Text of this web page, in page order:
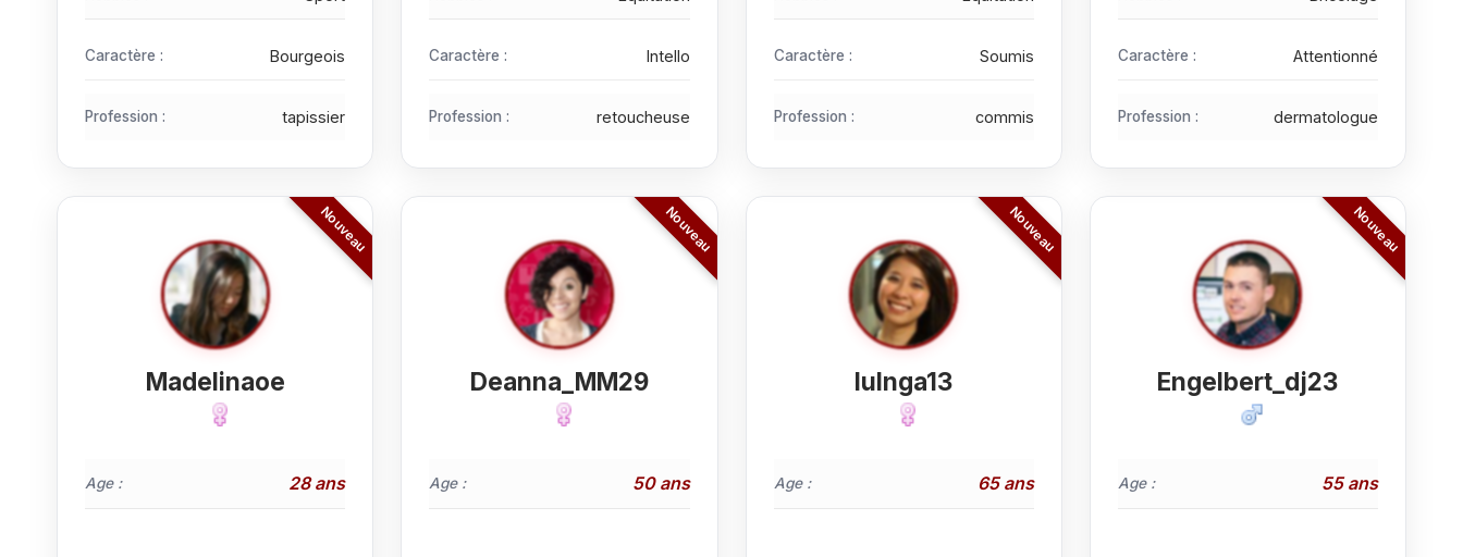
Caractère : Bourgeois
Profession : tapissier
Caractère : Intello
Profession : retoucheuse
Caractère : Soumis
Profession : commis
Caractère : Attentionné
Profession : dermatologue
Madelinaoe
Age : 28 ans
Deanna_MM29
Age : 50 ans
IuInga13
Age : 65 ans
Engelbert_dj23
Age : 55 ans